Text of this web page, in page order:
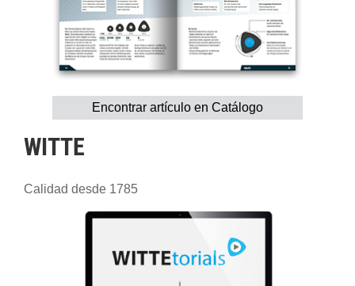
Encontrar artículo en Catálogo
WITTE
Calidad desde 1785